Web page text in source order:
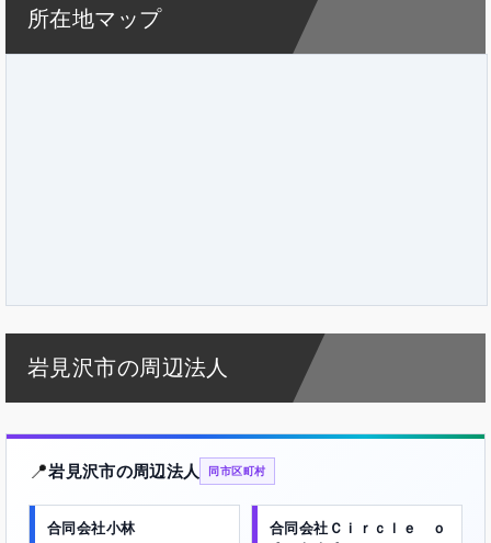
所在地マップ
岩見沢市の周辺法人
📍岩見沢市の周辺法人 同市区町村
合同会社小林
合同会社Ｃｉｒｃｌｅ ｏ